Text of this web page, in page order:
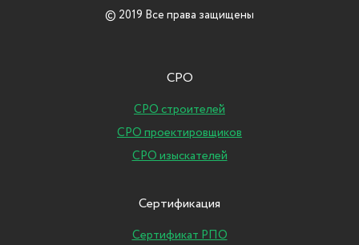
© 2019 Все права защищены
СРО
СРО строителей
СРО проектировщиков
СРО изыскателей
Сертификация
Сертификат РПО